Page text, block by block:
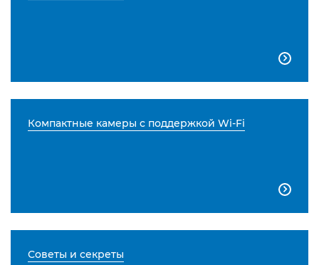

Компактные камеры с поддержкой Wi-Fi

Советы и секреты